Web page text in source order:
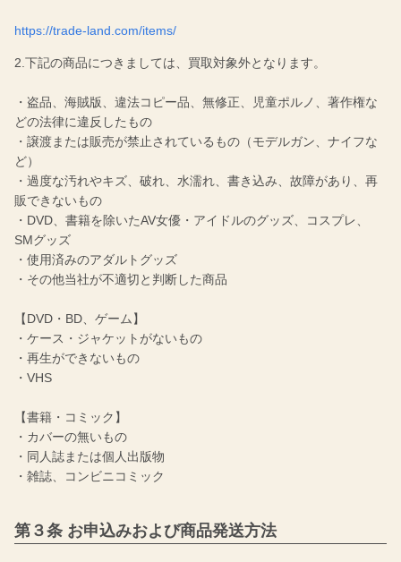
https://trade-land.com/items/
2.下記の商品につきましては、買取対象外となります。
・盗品、海賊版、違法コピー品、無修正、児童ポルノ、著作権な
どの法律に違反したもの
・譲渡または販売が禁止されているもの（モデルガン、ナイフな
ど）
・過度な汚れやキズ、破れ、水濡れ、書き込み、故障があり、再
販できないもの
・DVD、書籍を除いたAV女優・アイドルのグッズ、コスプレ、
SMグッズ
・使用済みのアダルトグッズ
・その他当社が不適切と判断した商品
【DVD・BD、ゲーム】
・ケース・ジャケットがないもの
・再生ができないもの
・VHS
【書籍・コミック】
・カバーの無いもの
・同人誌または個人出版物
・雑誌、コンビニコミック
第３条 お申込みおよび商品発送方法